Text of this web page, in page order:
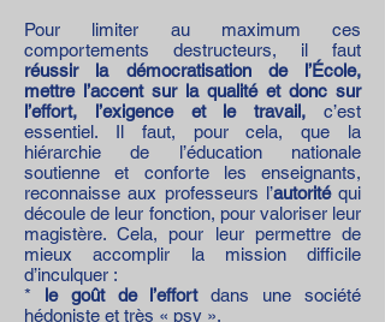
Pour limiter au maximum ces
comportements destructeurs, il faut
réussir la démocratisation de l’École,
mettre l’accent sur la qualité et donc sur
l’effort, l’exigence et le travail, c’est
essentiel. Il faut, pour cela, que la
hiérarchie de l’éducation nationale
soutienne et conforte les enseignants,
reconnaisse aux professeurs l’autoritéqui
découle de leur fonction, pour valoriser leur
magistère. Cela, pour leur permettre de
mieux accomplir la mission difficile
d’inculquer :
* le goût de l’effortdans une société
hédoniste et très « psy »,